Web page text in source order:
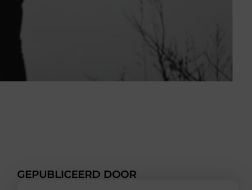
GEPUBLICEERD DOOR